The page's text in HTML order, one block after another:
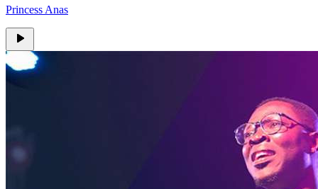
Princess Anas